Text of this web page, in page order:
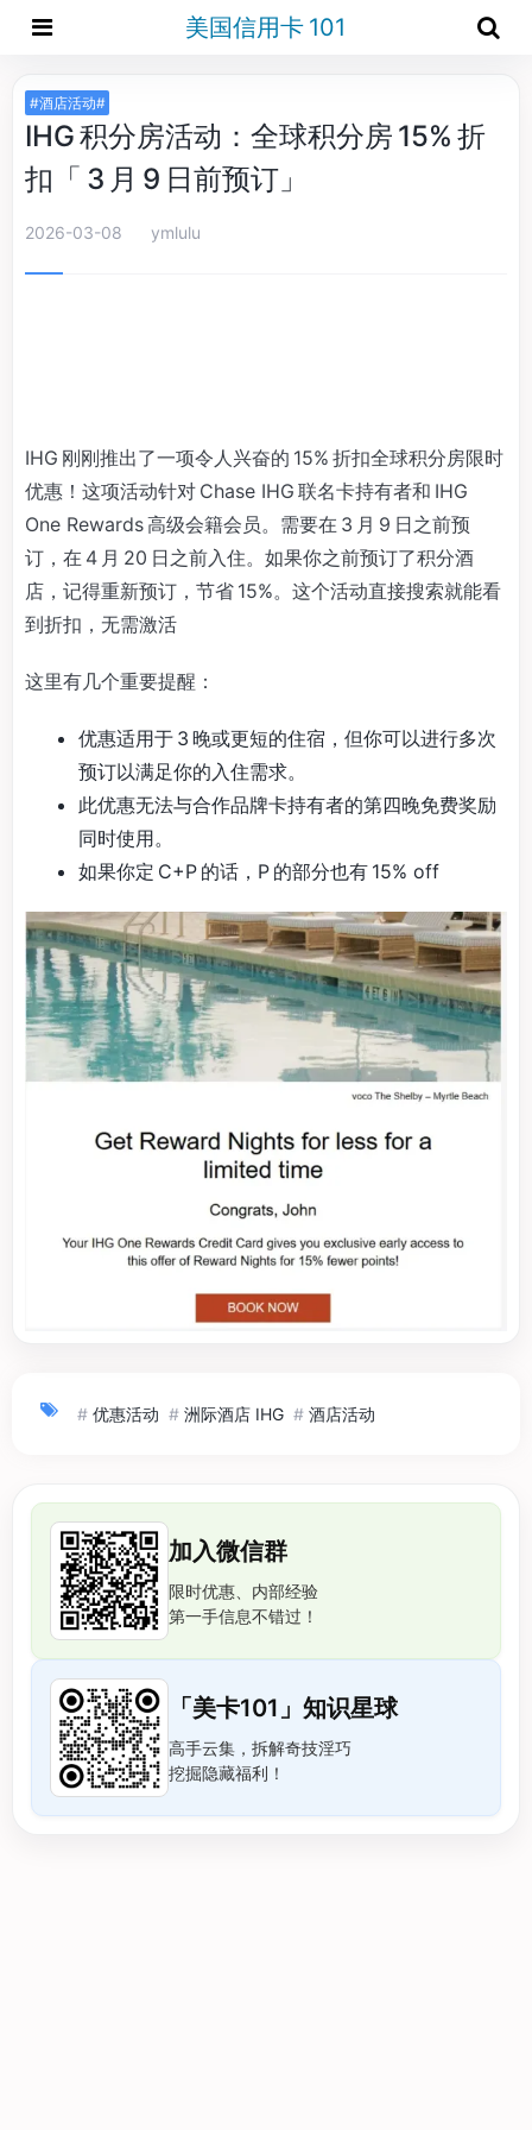
美国信用卡 101
#酒店活动#
IHG 积分房活动：全球积分房 15% 折
扣「 3 月 9 日前预订」
2026-03-08 ymlulu
IHG 刚刚推出了一项令人兴奋的 15% 折扣全球积分房限时
优惠！这项活动针对 Chase IHG 联名卡持有者和 IHG
One Rewards 高级会籍会员。需要在 3 月 9 日之前预
订，在 4 月 20 日之前入住。如果你之前预订了积分酒
店，记得重新预订，节省 15%。这个活动直接搜索就能看
到折扣，无需激活
这里有几个重要提醒：
优惠适用于 3 晚或更短的住宿，但你可以进行多次
预订以满足你的入住需求。
此优惠无法与合作品牌卡持有者的第四晚免费奖励
同时使用。
如果你定 C+P 的话，P 的部分也有 15% off
# 优惠活动 # 洲际酒店 IHG # 酒店活动
加入微信群
限时优惠、内部经验
第一手信息不错过！
「美卡101」知识星球
高手云集，拆解奇技淫巧
挖掘隐藏福利！